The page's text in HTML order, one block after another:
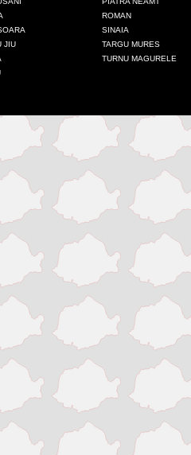
ROMAN
SINAIA
JIU
TARGU MURES
TURNU MAGURELE